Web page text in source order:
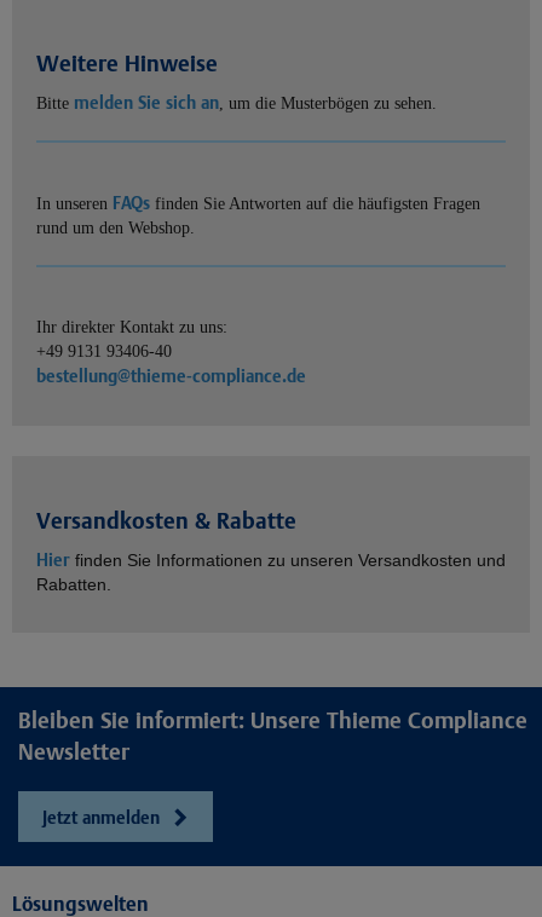
Weitere Hinweise
Bitte melden Sie sich an, um die Musterbögen zu sehen.
In unseren FAQs finden Sie Antworten auf die häufigsten Fragen
rund um den Webshop.
Ihr direkter Kontakt zu uns:
+49 9131 93406-40
bestellung@thieme-compliance.de
Versandkosten & Rabatte
Hier finden Sie Informationen zu unseren Versandkosten und
Rabatten.
Bleiben Sie informiert: Unsere Thieme Compliance
Newsletter
Jetzt anmelden
Lösungswelten